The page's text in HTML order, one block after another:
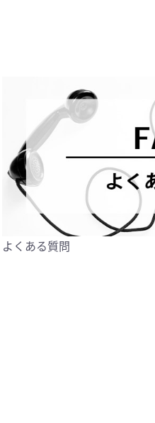
よくある質問